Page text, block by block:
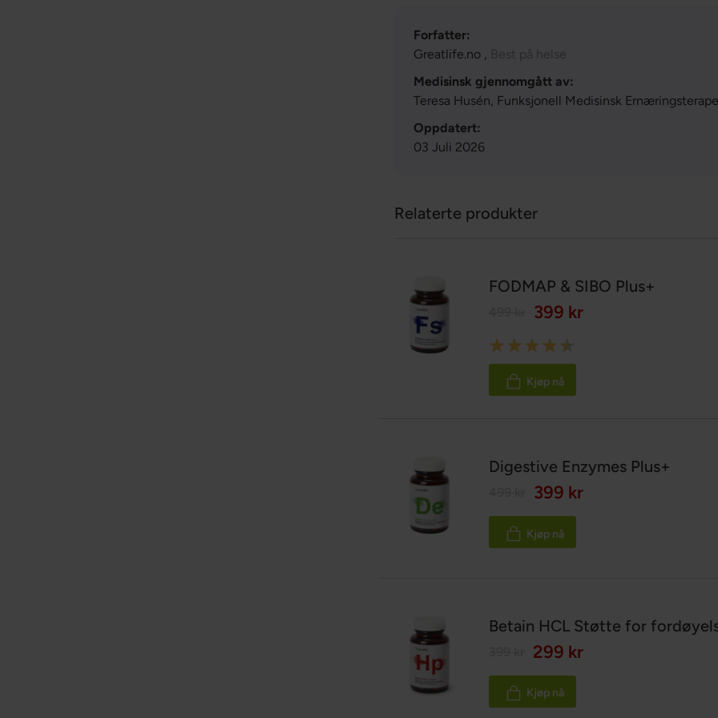
Forfatter:
Greatlife.no , Best på helse
Medisinsk gjennomgått av:
Teresa Husén, Funksjonell Medisinsk
Oppdatert:
03 Juli 2026
Relaterte produkter
FODMAP & SIBO Plus+
399 kr
Rating:
90%
Kjøp nå
Digestive Enzymes Plus+
399 kr
Kjøp nå
Betain HCL Støtte for
299 kr
Kjøp nå